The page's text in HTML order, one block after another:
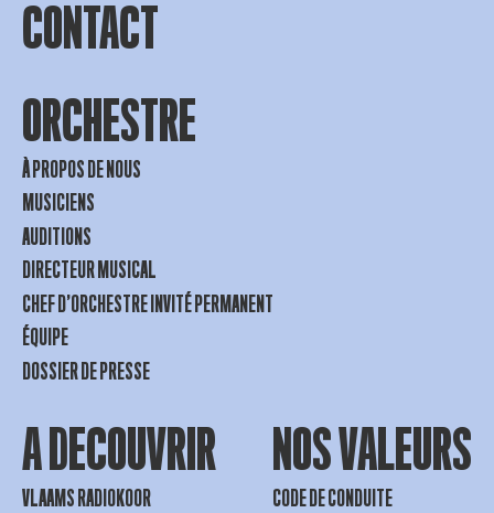
CONTACT
ORCHESTRE
À PROPOS DE NOUS
MUSICIENS
AUDITIONS
DIRECTEUR MUSICAL
CHEF D’ORCHESTRE INVITÉ PERMANENT
ÉQUIPE
DOSSIER DE PRESSE
A DECOUVRIR
VLAAMS RADIOKOOR
NOS VALEURS
CODE DE CONDUITE